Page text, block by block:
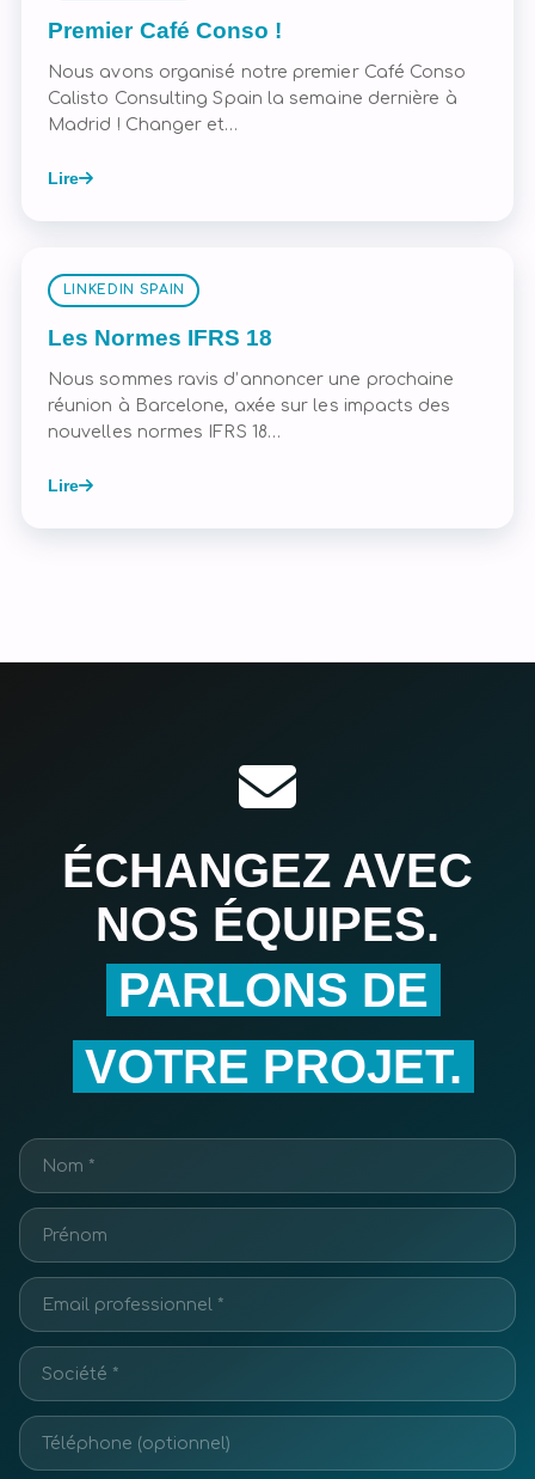
Premier Café Conso !
Nous avons organisé notre premier Café Conso
Calisto Consulting Spain la semaine dernière à
Madrid ! Changer et…
Lire
LINKEDIN SPAIN
Les Normes IFRS 18
Nous sommes ravis d’annoncer une prochaine
réunion à Barcelone, axée sur les impacts des
nouvelles normes IFRS 18…
Lire
ÉCHANGEZ AVEC
NOS ÉQUIPES.
PARLONS DE
VOTRE PROJET.